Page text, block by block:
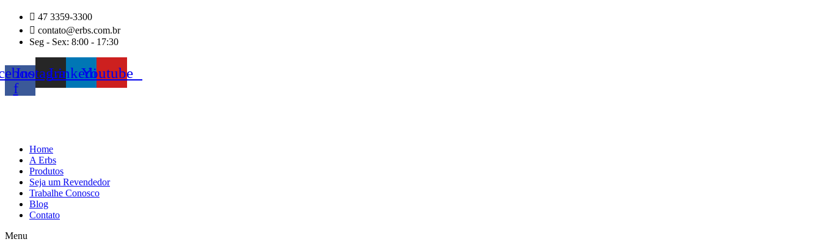
conteúdo
47 3359-3300
contato@erbs.com.br
Seg - Sex: 8:00 - 17:30
f
InstagramLinkedinYoutube
Home
A Erbs
Produtos
Seja um Revendedor
Trabalhe Conosco
Blog
Contato
Menu